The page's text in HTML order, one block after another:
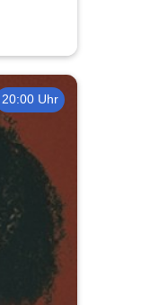
27 -
20:00 Uhr